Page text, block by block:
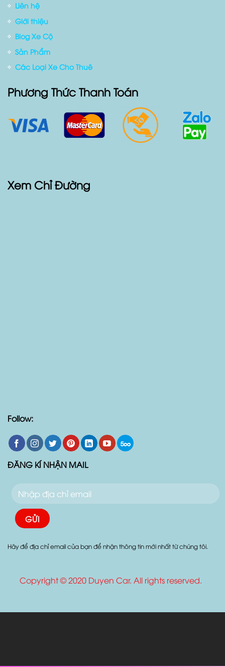
Liên hệ
Giới thiệu
Blog Xe Cộ
Sản Phẩm
Các Loại Xe Cho Thuê
Phương Thức Thanh Toán
Xem Chỉ Đường
Follow:
ĐĂNG KÍ NHẬN MAIL
Hãy để địa chỉ email của bạn để nhận thông tin mới nhất từ chúng tôi.
Copyright © 2020 Duyen Car. All rights reserved.